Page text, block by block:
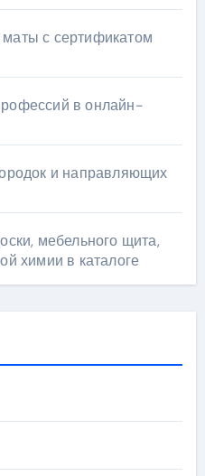
с сертификатом
в онлайн-
и направляющих
мебельного щита,
химии в каталоге